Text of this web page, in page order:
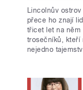
Lincolnův
přece ho znají
třicet let na něm
trosečníků, kteří
nejedno